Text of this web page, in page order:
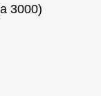
3000)